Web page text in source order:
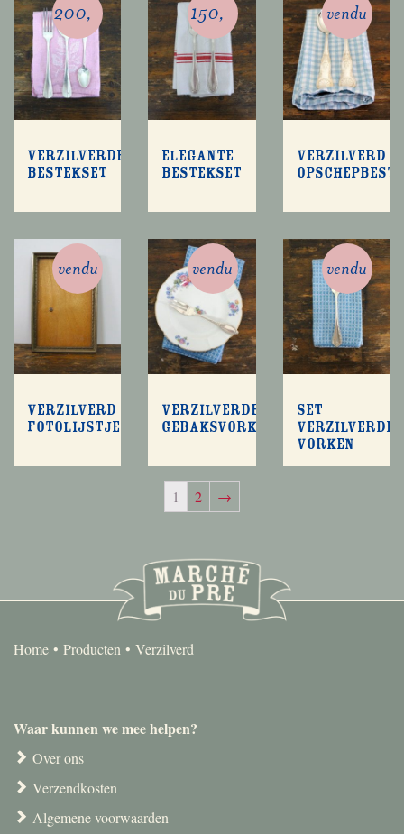
Verzilverde
bestekset
200,-
Elegante
bestekset
150,-
Verzilverd
vendu
Verzilverd
fotolijstje
vendu
Verzilverde
gebaksvorkjes
vendu
Set
verzilverde
vorken
vendu
1 2 →
Home Producten Verzilverd
Waar kunnen we mee helpen?
Over ons
Verzendkosten
Algemene voorwaarden